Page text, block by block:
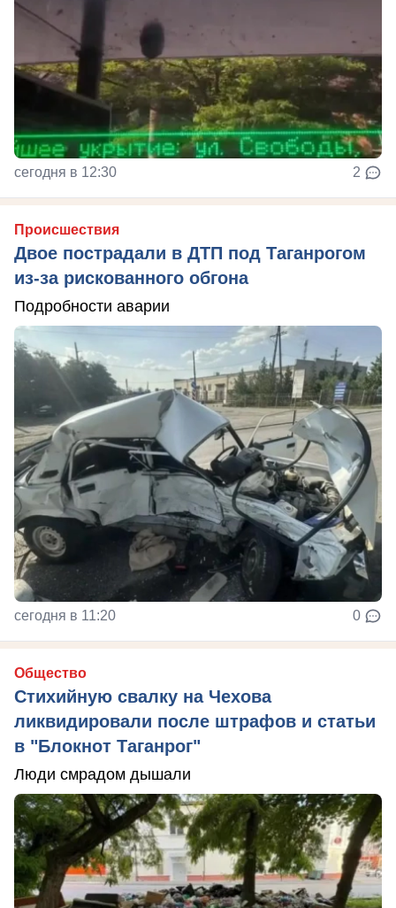
сегодня в 12:30 2
Происшествия
Двое пострадали в ДТП под Таганрогом
из-за рискованного обгона
Подробности аварии
сегодня в 11:20 0
Общество
Стихийную свалку на Чехова
ликвидировали после штрафов и статьи
в "Блокнот Таганрог"
Люди смрадом дышали